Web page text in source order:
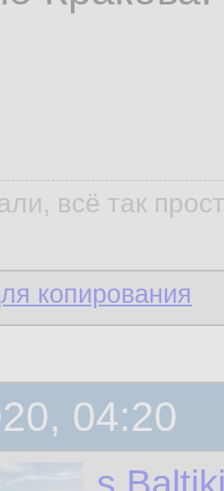
всё так
копирования
04:20